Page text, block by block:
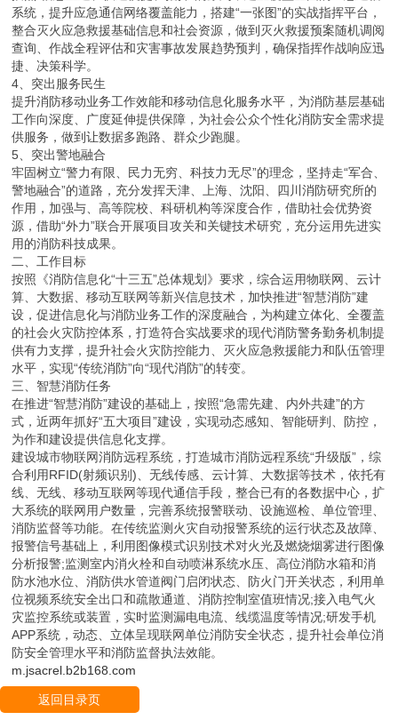
系统，提升应急通信网络覆盖能力，搭建“一张图”的实战指挥平台，
整合灭火应急救援基础信息和社会资源，做到灭火救援预案随机调阅
查询、作战全程评估和灾害事故发展趋势预判，确保指挥作战响应迅
捷、决策科学。
4、突出服务民生
提升消防移动业务工作效能和移动信息化服务水平，为消防基层基础
工作向深度、广度延伸提供保障，为社会公众个性化消防安全需求提
供服务，做到让数据多跑路、群众少跑腿。
5、突出警地融合
牢固树立“警力有限、民力无穷、科技力无尽”的理念，坚持走“军合、
警地融合”的道路，充分发挥天津、上海、沈阳、四川消防研究所的
作用，加强与、高等院校、科研机构等深度合作，借助社会优势资
源，借助“外力”联合开展项目攻关和关键技术研究，充分运用先进实
用的消防科技成果。
二、工作目标
按照《消防信息化“十三五”总体规划》要求，综合运用物联网、云计
算、大数据、移动互联网等新兴信息技术，加快推进“智慧消防”建
设，促进信息化与消防业务工作的深度融合，为构建立体化、全覆盖
的社会火灾防控体系，打造符合实战要求的现代消防警务勤务机制提
供有力支撑，提升社会火灾防控能力、灭火应急救援能力和队伍管理
水平，实现“传统消防”向“现代消防”的转变。
三、智慧消防任务
在推进“智慧消防”建设的基础上，按照“急需先建、内外共建”的方
式，近两年抓好“五大项目”建设，实现动态感知、智能研判、防控，
为作和建设提供信息化支撑。
建设城市物联网消防远程系统，打造城市消防远程系统“升级版”，综
合利用RFID(射频识别)、无线传感、云计算、大数据等技术，依托有
线、无线、移动互联网等现代通信手段，整合已有的各数据中心，扩
大系统的联网用户数量，完善系统报警联动、设施巡检、单位管理、
消防监督等功能。在传统监测火灾自动报警系统的运行状态及故障、
报警信号基础上，利用图像模式识别技术对火光及燃烧烟雾进行图像
分析报警;监测室内消火栓和自动喷淋系统水压、高位消防水箱和消
防水池水位、消防供水管道阀门启闭状态、防火门开关状态，利用单
位视频系统安全出口和疏散通道、消防控制室值班情况;接入电气火
灾监控系统或装置，实时监测漏电电流、线缆温度等情况;研发手机
APP系统，动态、立体呈现联网单位消防安全状态，提升社会单位消
防安全管理水平和消防监督执法效能。
m.jsacrel.b2b168.com
返回目录页